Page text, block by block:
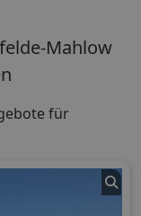
Mahlow
für